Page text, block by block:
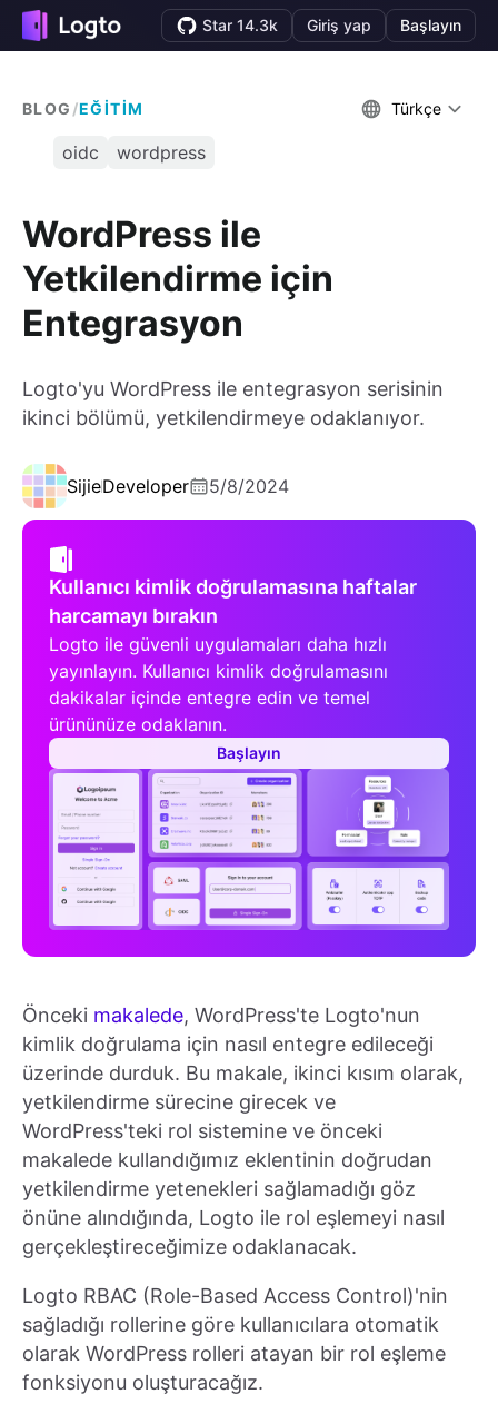
Star 14.3k Giriş yap Başlayın
BLOG /EĞITIM Türkçe
oidc wordpress
WordPress ile
Yetkilendirme için
Entegrasyon
Logto'yu WordPress ile entegrasyon serisinin
ikinci bölümü, yetkilendirmeye odaklanıyor.
SijieDeveloper 5/8/2024
Kullanıcı kimlik doğrulamasına haftalar
harcamayı bırakın
Logto ile güvenli uygulamaları daha hızlı
yayınlayın. Kullanıcı kimlik doğrulamasını
dakikalar içinde entegre edin ve temel
ürününüze odaklanın.
Başlayın
Önceki makalede, WordPress'te Logto'nun
kimlik doğrulama için nasıl entegre edileceği
üzerinde durduk. Bu makale, ikinci kısım olarak,
yetkilendirme sürecine girecek ve
WordPress'teki rol sistemine ve önceki
makalede kullandığımız eklentinin doğrudan
yetkilendirme yetenekleri sağlamadığı göz
önüne alındığında, Logto ile rol eşlemeyi nasıl
gerçekleştireceğimize odaklanacak.
Logto RBAC (Role-Based Access Control)'nin
sağladığı rollerine göre kullanıcılara otomatik
olarak WordPress rolleri atayan bir rol eşleme
fonksiyonu oluşturacağız.